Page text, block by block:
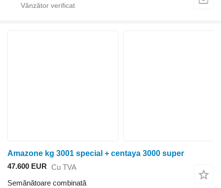
Amazone kg 3001 special + centaya 3000 super
47.600 EUR Cu TVA
Semănătoare combinată